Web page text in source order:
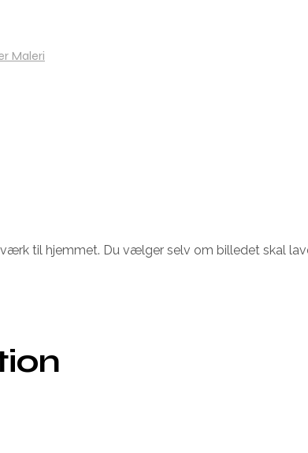
Maleri
til hjemmet. Du vælger selv om billedet skal